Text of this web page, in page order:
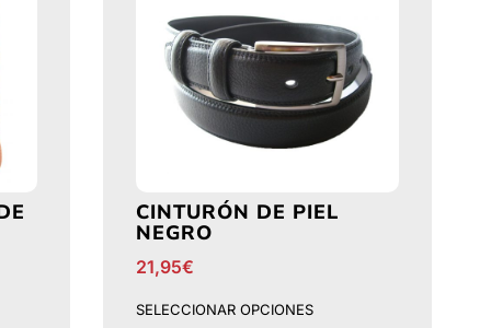
CINTURÓN DE PIEL
NEGRO
21,95€
SELECCIONAR OPCIONES